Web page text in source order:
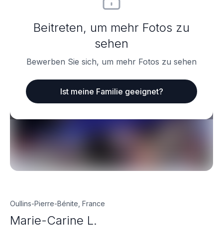
Beitreten, um mehr Fotos zu
sehen
Bewerben Sie sich, um mehr Fotos zu sehen
Ist meine Familie geeignet?
Oullins-Pierre-Bénite, France
Marie-Carine L.